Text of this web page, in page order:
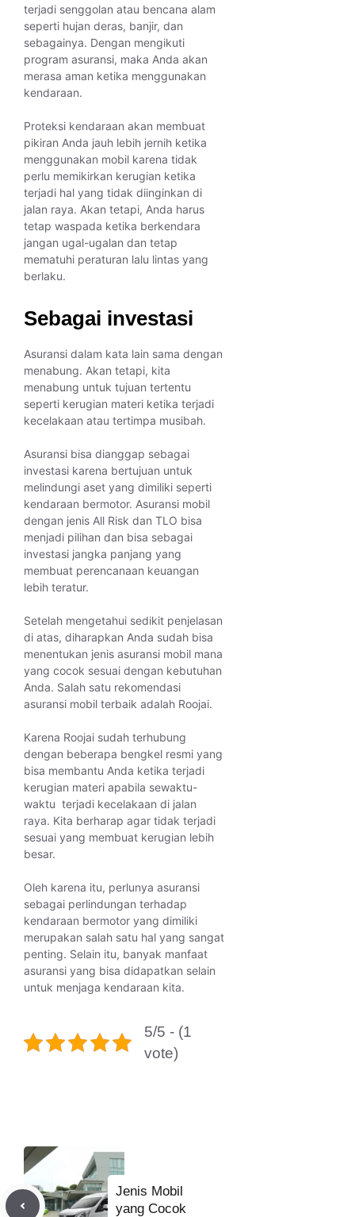
terjadi senggolan atau bencana alam
seperti hujan deras, banjir, dan
sebagainya. Dengan mengikuti
program asuransi, maka Anda akan
merasa aman ketika menggunakan
kendaraan.
Proteksi kendaraan akan membuat
pikiran Anda jauh lebih jernih ketika
menggunakan mobil karena tidak
perlu memikirkan kerugian ketika
terjadi hal yang tidak diinginkan di
jalan raya. Akan tetapi, Anda harus
tetap waspada ketika berkendara
jangan ugal-ugalan dan tetap
mematuhi peraturan lalu lintas yang
berlaku.
Sebagai investasi
Asuransi dalam kata lain sama dengan
menabung. Akan tetapi, kita
menabung untuk tujuan tertentu
seperti kerugian materi ketika terjadi
kecelakaan atau tertimpa musibah.
Asuransi bisa dianggap sebagai
investasi karena bertujuan untuk
melindungi aset yang dimiliki seperti
kendaraan bermotor. Asuransi mobil
dengan jenis All Risk dan TLO bisa
menjadi pilihan dan bisa sebagai
investasi jangka panjang yang
membuat perencanaan keuangan
lebih teratur.
Setelah mengetahui sedikit penjelasan
di atas, diharapkan Anda sudah bisa
menentukan jenis asuransi mobil mana
yang cocok sesuai dengan kebutuhan
Anda. Salah satu rekomendasi
asuransi mobil terbaik adalah Roojai.
Karena Roojai sudah terhubung
dengan beberapa bengkel resmi yang
bisa membantu Anda ketika terjadi
kerugian materi apabila sewaktu-
waktu terjadi kecelakaan di jalan
raya. Kita berharap agar tidak terjadi
sesuai yang membuat kerugian lebih
besar.
Oleh karena itu, perlunya asuransi
sebagai perlindungan terhadap
kendaraan bermotor yang dimiliki
merupakan salah satu hal yang sangat
penting. Selain itu, banyak manfaat
asuransi yang bisa didapatkan selain
untuk menjaga kendaraan kita.
5/5 - (1
vote)
Jenis Mobil
yang Cocok